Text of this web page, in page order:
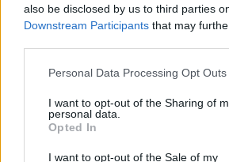
also be disclosed by us to third parties
Downstream Participants that may
Please note that this website/app uses
not limited to your visit or usage
grant or deny consent to Google and its
use your data for below specified
consent section.
Personal Data Processing Opt Outs
I want to opt-out of the Sharing of
personal data.
Opted In
I want to opt-out of the Sale of my
Πατέρας και γιος, μετά τα
συνοδευόμενοι από τους
Δημητριάδη, Δημήτρη
Βερβέρη, ενώπιον της κ.